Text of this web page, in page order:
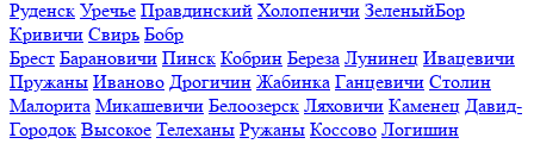
Руденск Уречье Правдинский Холопеничи ЗеленыйБор
Кривичи Свирь Бобр
Брест Барановичи Пинск Кобрин Береза Лунинец Ивацевичи
Пружаны Иваново Дрогичин Жабинка Ганцевичи Столин
Малорита Микашевичи Белоозерск Ляховичи Каменец Давид-
Городок Высокое Телеханы Ружаны Коссово Логишин